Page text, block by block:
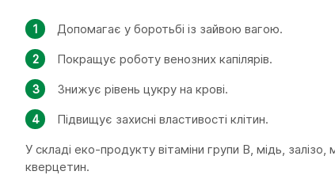
Допомагає у боротьбі із зайвою вагою.
Покращує роботу венозних капілярів.
Знижує рівень цукру на крові.
Підвищує захисні властивості клітин.
У складі еко-продукту вітаміни групи В, мідь, залізо,
кверцетин.